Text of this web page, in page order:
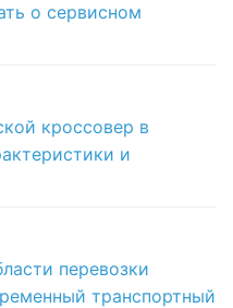
о сервисном
кроссовер в
и
перевозки
транспортный